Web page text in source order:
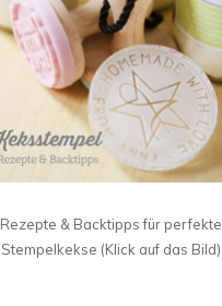
Rezepte & Backtipps für perfekte
Stempelkekse (Klick auf das Bild)